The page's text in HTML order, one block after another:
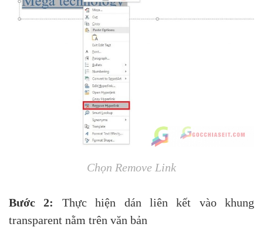
Chọn Remove Link
Bước 2:
Thực hiện dán liên kết vào khung
transparent nằm trên văn bản